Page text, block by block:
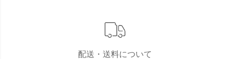
配送・送料について